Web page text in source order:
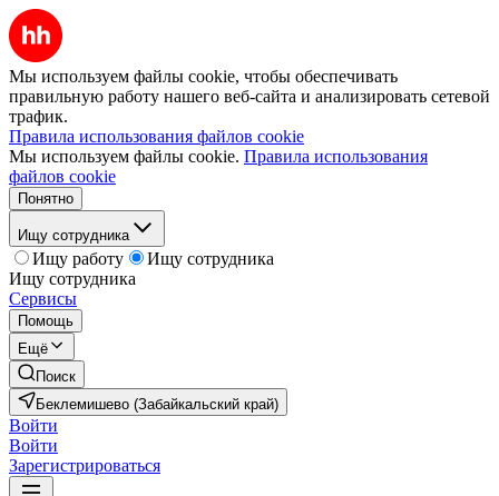
Мы используем файлы cookie, чтобы обеспечивать
правильную работу нашего веб-сайта и анализировать сетевой
трафик.
Правила использования файлов cookie
Мы используем файлы cookie. Правила использования
файлов cookie
Понятно
Ищу сотрудника
Ищу работу
Ищу сотрудника
Ищу сотрудника
Сервисы
Помощь
Ещё
Поиск
Беклемишево (Забайкальский край)
Войти
Войти
Зарегистрироваться